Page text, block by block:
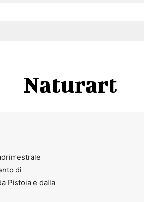
Naturart
di
Pistoia e dalla